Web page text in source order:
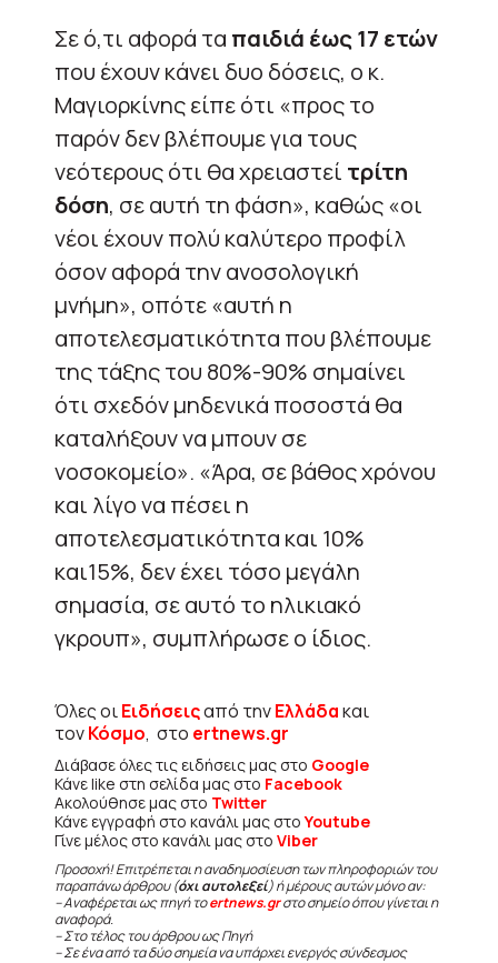
Σε ό,τι αφορά τα παιδιά έως 17 ετών
που έχουν κάνει δυο δόσεις, ο κ.
Μαγιορκίνης είπε ότι «προς το
παρόν δεν βλέπουμε για τους
νεότερους ότι θα χρειαστεί τρίτη
δόση, σε αυτή τη φάση», καθώς «οι
νέοι έχουν πολύ καλύτερο προφίλ
όσον αφορά την ανοσολογική
μνήμη», οπότε «αυτή η
αποτελεσματικότητα που βλέπουμε
της τάξης του 80%-90% σημαίνει
ότι σχεδόν μηδενικά ποσοστά θα
καταλήξουν να μπουν σε
νοσοκομείο». «Άρα, σε βάθος χρόνου
και λίγο να πέσει η
αποτελεσματικότητα και 10%
και15%, δεν έχει τόσο μεγάλη
σημασία, σε αυτό το ηλικιακό
γκρουπ», συμπλήρωσε ο ίδιος.
Όλες οιΕιδήσειςαπό τηνΕλλάδακαι
τονΚόσμο, στο ertnews.gr
Διάβασε όλες τις ειδήσεις μας στο Google
Κάνε like στη σελίδα μας στο Facebook
Ακολούθησε μας στο Twitter
Κάνε εγγραφή στο κανάλι μας στοYoutube
Γίνε μέλος στο κανάλι μας στο Viber
Προσοχή! Επιτρέπεται η αναδημοσίευση των πληροφοριών του
παραπάνω άρθρου (όχι αυτολεξεί) ή μέρους αυτών μόνο αν:
– Αναφέρεται ως πηγή τοertnews.grστο σημείο όπου γίνεται η
αναφορά.
– Στο τέλος του άρθρου ως Πηγή
– Σε ένα από τα δύο σημεία να υπάρχει ενεργός σύνδεσμος